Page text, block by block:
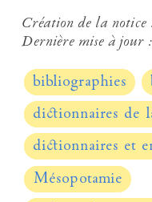
Création de la notice
Dernière mise à jour
bibliographies
dictionnaires de
dictionnaires et
Mésopotamie